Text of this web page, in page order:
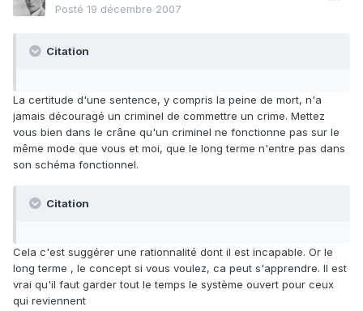
Posté 19 décembre 2007
Citation
La certitude d'une sentence, y compris la peine de mort, n'a
jamais découragé un criminel de commettre un crime. Mettez
vous bien dans le crâne qu'un criminel ne fonctionne pas sur le
même mode que vous et moi, que le long terme n'entre pas dans
son schéma fonctionnel.
Citation
Cela c'est suggérer une rationnalité dont il est incapable. Or le
long terme , le concept si vous voulez, ca peut s'apprendre. Il est
vrai qu'il faut garder tout le temps le système ouvert pour ceux
qui reviennent